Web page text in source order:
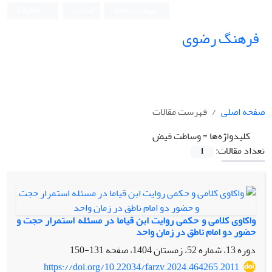
فرهنگ رضوی
صفحه اصلی
فهرست مقالات
کلیدواژه‌ها =وساطت فیض
تعداد مقالات:
1
واکاوی کلامی و حکمی روایت ابن قیاما در مسئله استمرار حجت و
حضور دو امام ناطق در زمان واحد
دوره 13، شماره 52، زمستان 1404، صفحه
131-150
https://doi.org/10.22034/farzv.2024.464265.2011